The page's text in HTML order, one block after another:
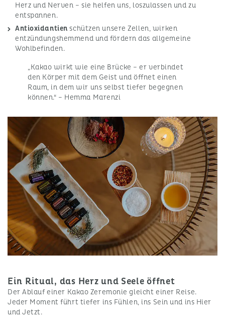
Herz und Nerven – sie helfen uns, loszulassen und zu
entspannen.
Antioxidantien schützen unsere Zellen, wirken
entzündungshemmend und fördern das allgemeine
Wohlbefinden.
„Kakao wirkt wie eine Brücke – er verbindet
den Körper mit dem Geist und öffnet einen
Raum, in dem wir uns selbst tiefer begegnen
können.“ – Hemma Marenzi
Ein Ritual, das Herz und Seele öffnet
Der Ablauf einer Kakao Zeremonie gleicht einer Reise.
Jeder Moment führt tiefer ins Fühlen, ins Sein und ins Hier
und Jetzt.